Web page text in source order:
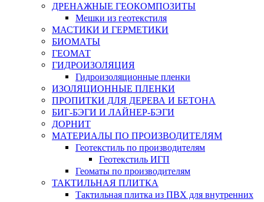
ДРЕНАЖНЫЕ ГЕОКОМПОЗИТЫ
Мешки из геотекстиля
МАСТИКИ И ГЕРМЕТИКИ
БИОМАТЫ
ГЕОМАТ
ГИДРОИЗОЛЯЦИЯ
Гидроизоляционные пленки
ИЗОЛЯЦИОННЫЕ ПЛЕНКИ
ПРОПИТКИ ДЛЯ ДЕРЕВА И БЕТОНА
БИГ-БЭГИ И ЛАЙНЕР-БЭГИ
ДОРНИТ
МАТЕРИАЛЫ ПО ПРОИЗВОДИТЕЛЯМ
Геотекстиль по производителям
Геотекстиль ИГП
Геоматы по производителям
ТАКТИЛЬНАЯ ПЛИТКА
Тактильная плитка из ПВХ для внутренних